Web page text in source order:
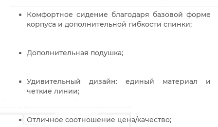
Комфортное сидение благодаря базовой форме
корпуса и дополнительной гибкости спинки;
Дополнительная подушка;
Удивительный дизайн: единый материал и
четкие линии;
Отличное соотношение цена/качество;